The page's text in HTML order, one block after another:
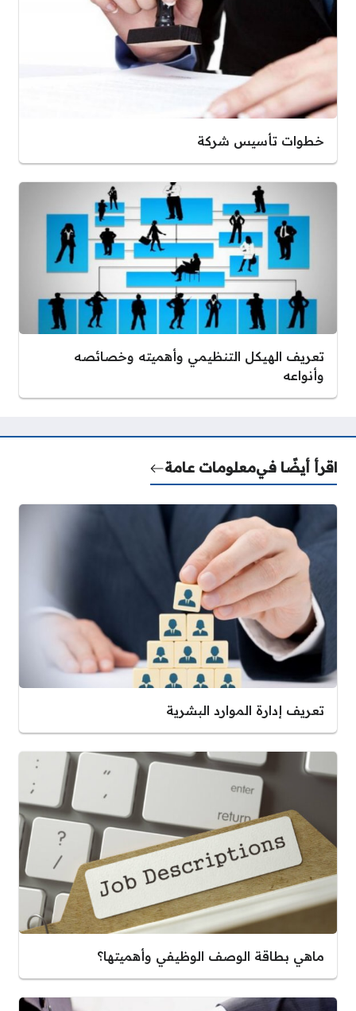
خطوات تأسيس شركة
تعريف الهيكل التنظيمي وأهميته وخصائصه
وأنواعه
اقرأ أيضًا فيمعلومات عامة
تعريف إدارة الموارد البشرية
ماهي بطاقة الوصف الوظيفي وأهميتها؟